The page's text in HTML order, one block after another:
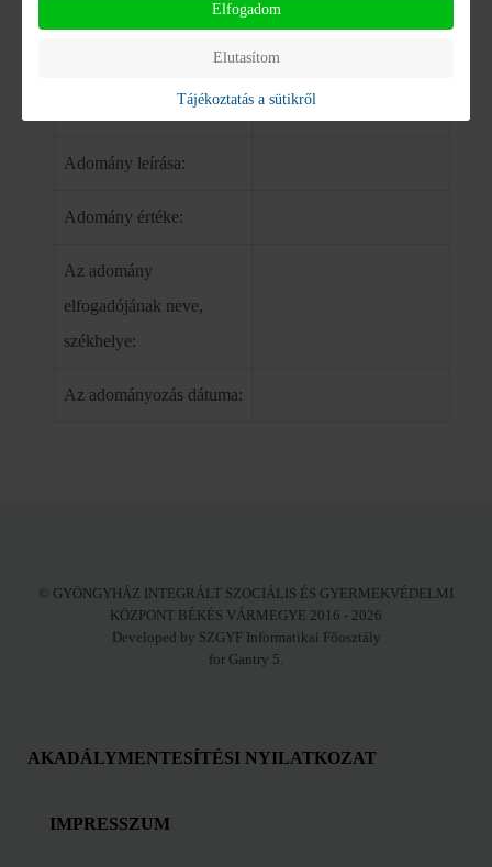
Adományozó neve:
Adomány leírása:
Adomány értéke:
Az adomány
elfogadójának neve,
székhelye:
Az adományozás dátuma:
© GYÖNGYHÁZ INTEGRÁLT SZOCIÁLIS ÉS GYERMEKVÉDELMI
KÖZPONT BÉKÉS VÁRMEGYE 2016 - 2026
Developed by SZGYF Informatikai Főosztály
for Gantry 5.
AKADÁLYMENTESÍTÉSI NYILATKOZAT
IMPRESSZUM
Elfogadom
Elutasítom
Tájékoztatás a sütikről